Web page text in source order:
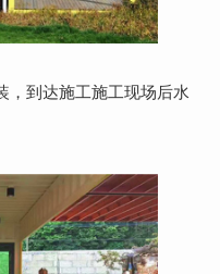
，到达施工施工现场后水